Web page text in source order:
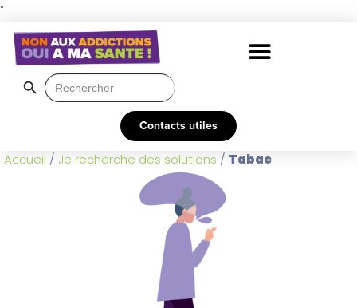
"
Search
for:
Search Button
Contacts utiles
Accueil / Je recherche des solutions / Tabac